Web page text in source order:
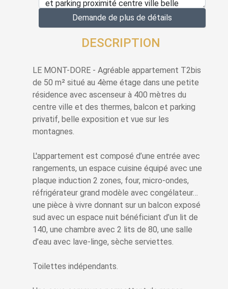
Demande de plus de détails
DESCRIPTION
LE MONT-DORE - Agréable appartement T2bis
de 50 m² situé au 4ème étage dans une petite
résidence avec ascenseur à 400 mètres du
centre ville et des thermes, balcon et parking
privatif, belle exposition et vue sur les
montagnes.
L'appartement est composé d’une entrée avec
rangements, un espace cuisine équipé avec une
plaque induction 2 zones, four, micro-ondes,
réfrigérateur grand modèle avec congélateur…
une pièce à vivre donnant sur un balcon exposé
sud avec un espace nuit bénéficiant d’un lit de
140, une chambre avec 2 lits de 80, une salle
d’eau avec lave-linge, sèche serviettes.
Toilettes indépendants.